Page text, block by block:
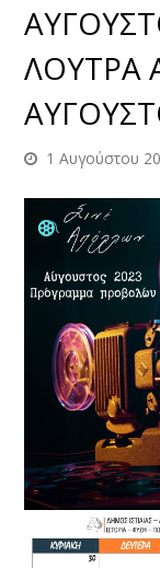
ΛΟΥΤΡΑ
1 Αυγούστου